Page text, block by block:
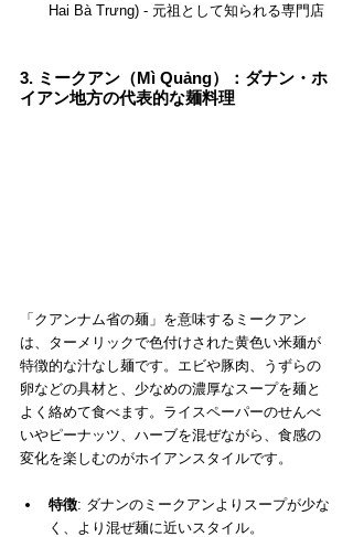
Hai Bà Trưng) - 元祖として知られる専門店
3. ミークアン（Mì Quảng）：ダナン・ホ
イアン地方の代表的な麺料理
「クアンナム省の麺」を意味するミークアン
は、ターメリックで色付けされた黄色い米麺が
特徴的な汁なし麺です。エビや豚肉、うずらの
卵などの具材と、少なめの濃厚なスープを麺と
よく絡めて食べます。ライスペーパーのせんべ
いやピーナッツ、ハーブを混ぜながら、食感の
変化を楽しむのがホイアンスタイルです。
特徴: ダナンのミークアンよりスープが少な
く、より混ぜ麺に近いスタイル。